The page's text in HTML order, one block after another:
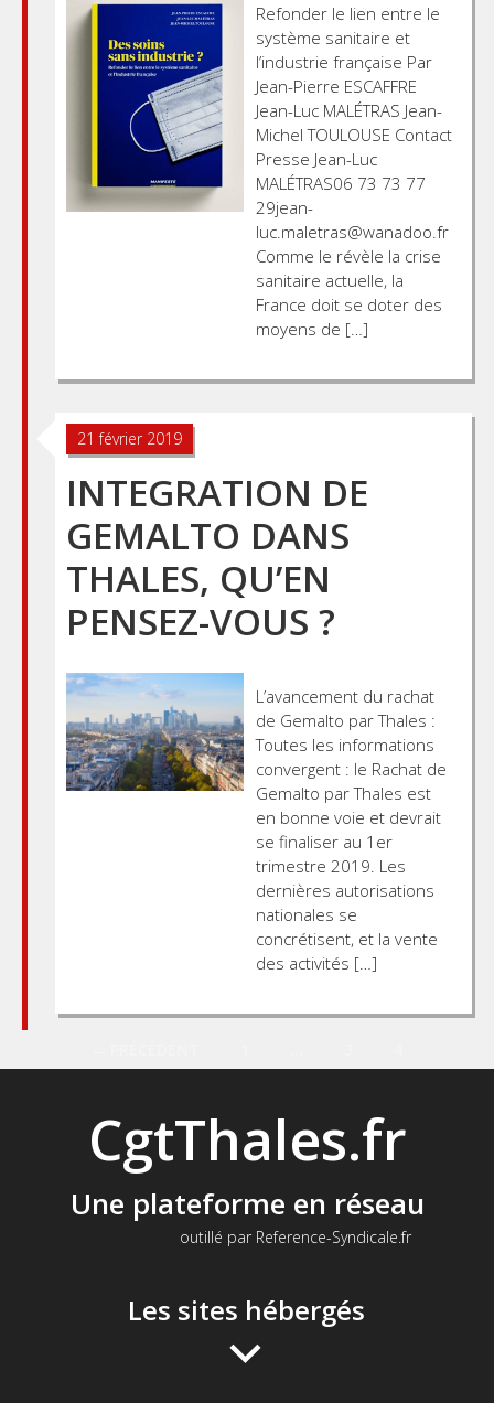
Refonder le lien entre le
système sanitaire et
l’industrie française Par
Jean-Pierre ESCAFFRE
Jean-Luc MALÉTRAS Jean-
Michel TOULOUSE Contact
Presse Jean-Luc
MALÉTRAS06 73 73 77
29jean-
luc.maletras@wanadoo.fr
Comme le révèle la crise
sanitaire actuelle, la
France doit se doter des
moyens de […]
21 février 2019
INTEGRATION DE
GEMALTO DANS
THALES, QU’EN
PENSEZ-VOUS ?
L’avancement du rachat
de Gemalto par Thales :
Toutes les informations
convergent : le Rachat de
Gemalto par Thales est
en bonne voie et devrait
se finaliser au 1er
trimestre 2019. Les
dernières autorisations
nationales se
concrétisent, et la vente
des activités […]
CgtThales.fr
Une plateforme en réseau
outillé par Reference-Syndicale.fr
Les sites hébergés